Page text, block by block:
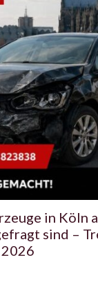
in Köln
sind –